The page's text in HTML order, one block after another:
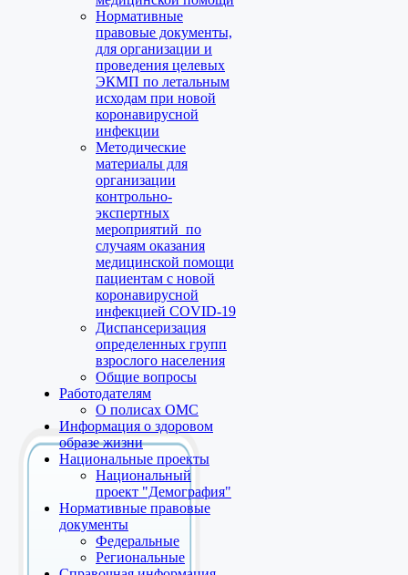
Нормативные
правовые документы,
для организации и
проведения целевых
ЭКМП по летальным
исходам при новой
коронавирусной
инфекции
Методические
материалы для
организации
контрольно-
экспертных
мероприятий по
случаям оказания
медицинской помощи
пациентам с новой
коронавирусной
инфекцией COVID-19
Диспансеризация
определенных групп
взрослого населения
Общие вопросы
Работодателям
О полисах ОМС
Информация о здоровом
образе жизни
Национальные проекты
Национальный
проект "Демография"
Нормативные правовые
документы
Федеральные
Региональные